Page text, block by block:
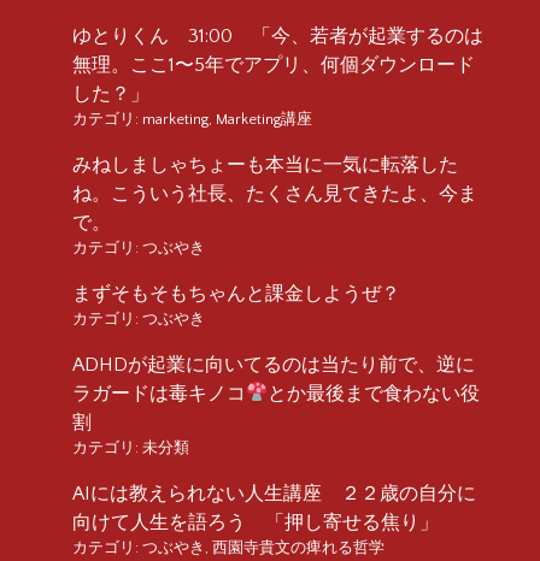
ゆとりくん 31:00 「今、若者が起業するのは
無理。ここ1〜5年でアプリ、何個ダウンロード
した？」
カテゴリ: marketing Marketing講座
みねしましゃちょーも本当に一気に転落した
ね。こういう社長、たくさん見てきたよ、今ま
で。
カテゴリ: つぶやき
まずそもそもちゃんと課金しようぜ？
カテゴリ: つぶやき
ADHDが起業に向いてるのは当たり前で、逆に
ラガードは毒キノコ
とか最後まで食わない役
割
カテゴリ: 未分類
AIには教えられない人生講座 ２２歳の自分に
向けて人生を語ろう 「押し寄せる焦り」
カテゴリ: つぶやき 西園寺貴文の痺れる哲学